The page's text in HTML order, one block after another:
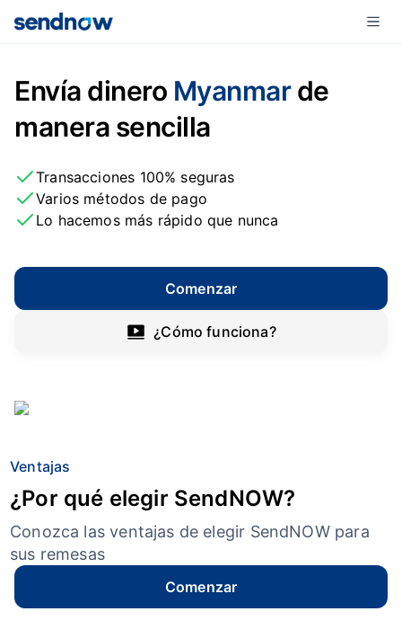
Envía dinero Myanmarde
manera sencilla
Transacciones 100% seguras
Varios métodos de pago
Lo hacemos más rápido que nunca
Comenzar
¿Cómo funciona?
Ventajas
¿Por qué elegir SendNOW?
Conozca las ventajas de elegir SendNOW para
sus remesas
Comenzar